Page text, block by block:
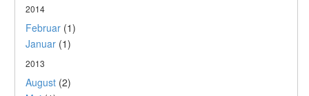
2014
Februar (1)
Januar (1)
2013
August (2)